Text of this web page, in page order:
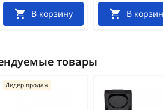
В корзину В
товары
Лидер продаж